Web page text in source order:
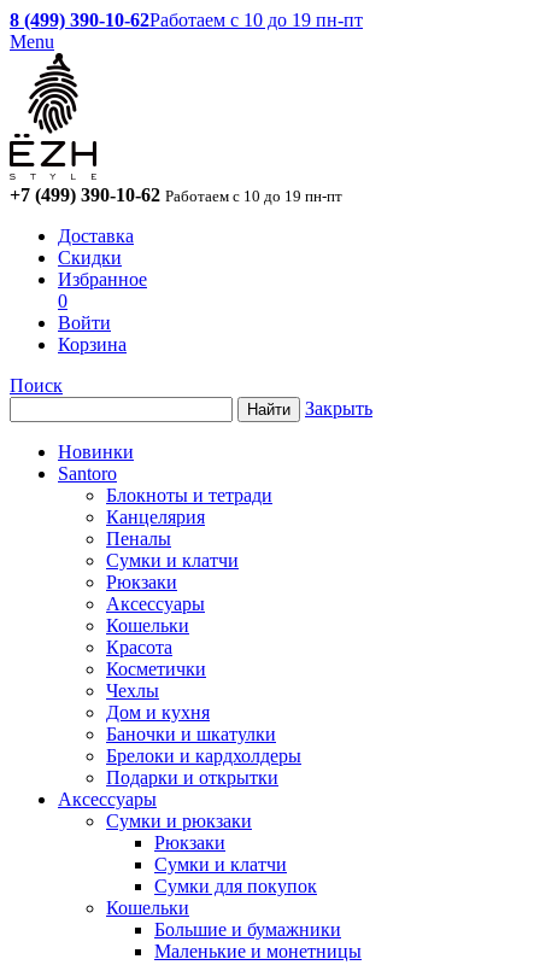
8 (499) 390-10-62Работаем с 10 до 19 пн-пт
Menu
+7 (499) 390-10-62 Работаем с 10 до 19 пн-пт
Доставка
Скидки
Избранное
0
Войти
Корзина
Поиск
Закрыть
Новинки
Santoro
Блокноты и тетради
Канцелярия
Пеналы
Сумки и клатчи
Рюкзаки
Аксессуары
Кошельки
Красота
Косметички
Чехлы
Дом и кухня
Баночки и шкатулки
Брелоки и кардхолдеры
Подарки и открытки
Аксессуары
Сумки и рюкзаки
Рюкзаки
Сумки и клатчи
Сумки для покупок
Кошельки
Большие и бумажники
Маленькие и монетницы